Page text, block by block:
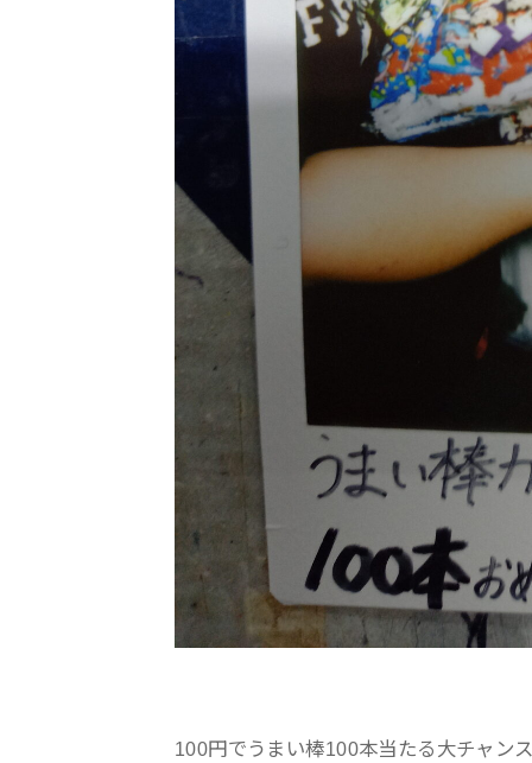
100円でうまい棒100本当たる大チャン